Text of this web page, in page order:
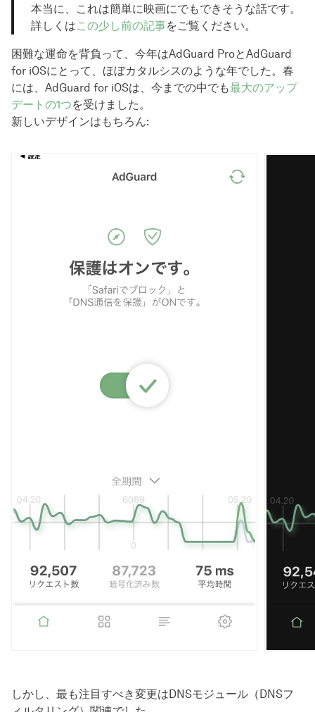
本当に、これは簡単に映画にでもできそうな話です。
詳しくはこの少し前の記事をご覧ください。
困難な運命を背負って、今年はAdGuard ProとAdGuard
for iOSにとって、ほぼカタルシスのような年でした。春
には、AdGuard for iOSは、今までの中でも最大のアップ
デートの1つを受けました。
新しいデザインはもちろん:
しかし、最も注目すべき変更はDNSモジュール（DNSフ